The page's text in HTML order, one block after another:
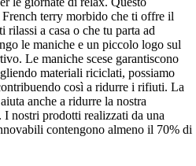
terry morbido che ti offre il
rilassi a casa o che tu parta ad
le maniche e un piccolo logo sul
Le maniche scese garantiscono
materiali riciclati, possiamo
così a ridurre i rifiuti. La
anche a ridurre la nostra
I nostri prodotti realizzati da una
contengono almeno il 70% di